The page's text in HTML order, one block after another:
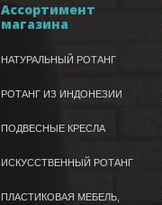
Ассортимент
магазина
НАТУРАЛЬНЫЙ РОТАНГ
РОТАНГ ИЗ ИНДОНЕЗИИ
ПОДВЕСНЫЕ КРЕСЛА
ИСКУССТВЕННЫЙ РОТАНГ
ПЛАСТИКОВАЯ МЕБЕЛЬ,